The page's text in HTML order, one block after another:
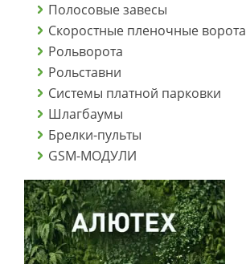
Полосовые завесы
Скоростные пленочные ворота
Рольворота
Рольставни
Системы платной парковки
Шлагбаумы
Брелки-пульты
GSM-МОДУЛИ